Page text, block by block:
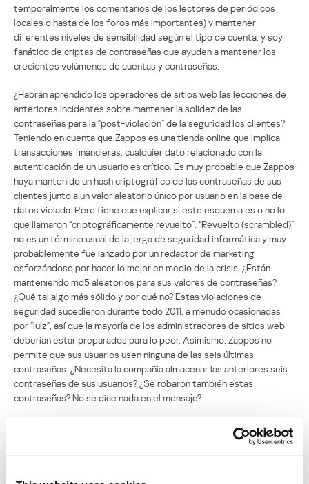
temporalmente los comentarios de los lectores de periódicos
locales o hasta de los foros más importantes) y mantener
diferentes niveles de sensibilidad según el tipo de cuenta, y soy
fanático de criptas de contraseñas que ayuden a mantener los
crecientes volúmenes de cuentas y contraseñas.
¿Habrán aprendido los operadores de sitios web las lecciones de
anteriores incidentes sobre mantener la solidez de las
contraseñas para la “post-violación” de la seguridad los clientes?
Teniendo en cuenta que Zappos es una tienda online que implica
transacciones financieras, cualquier dato relacionado con la
autenticación de un usuario es crítico. Es muy probable que Zappos
haya mantenido un hash criptográfico de las contraseñas de sus
clientes junto a un valor aleatorio único por usuario en la base de
datos violada. Pero tiene que explicar si este esquema es o no lo
que llamaron “criptográficamente revuelto”. “Revuelto (scrambled)”
no es un término usual de la jerga de seguridad informática y muy
probablemente fue lanzado por un redactor de marketing
esforzándose por hacer lo mejor en medio de la crisis. ¿Están
manteniendo md5 aleatorios para sus valores de contraseñas?
¿Qué tal algo más sólido y por qué no? Estas violaciones de
seguridad sucedieron durante todo 2011, a menudo ocasionadas
por “lulz”, así que la mayoría de los administradores de sitios web
deberían estar preparados para lo peor. Asimismo, Zappos no
permite que sus usuarios usen ninguna de las seis últimas
contraseñas. ¿Necesita la compañía almacenar las anteriores seis
contraseñas de sus usuarios? ¿Se robaron también estas
contraseñas? No se dice nada en el mensaje?
Cuando el equipo de Zappos obligó a sus usuarios a restaurar sus
contraseñas anoche, les permitió usar un mínimo de 8 caracteres,